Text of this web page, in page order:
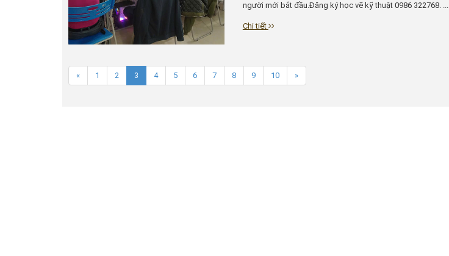
người mới bắt đầu.Đăng ký học vẽ kỹ thuật 0986 322768. ...
Chi tiết
« 1 2 3 4 5 6 7 8 9 10 »